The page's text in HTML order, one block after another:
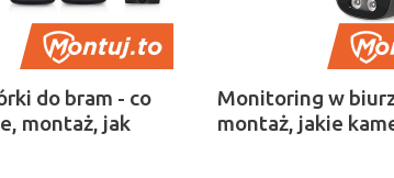
do bram - co
montaż, jak
Monitoring w
montaż, jakie